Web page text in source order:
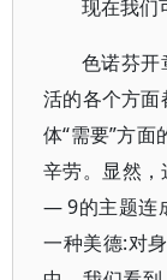
现在我们
色诺芬开
活的各个方面
体“需要”方
辛劳。显然
— 9的主题连
一种美德:对